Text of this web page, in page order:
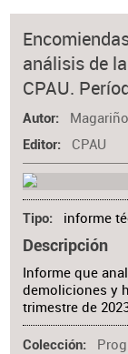
análisis de
CPAU.
Autor
Editor CPAU
Tipo informe
Descripción
Informe que
demoliciones y
trimestre de
Colección